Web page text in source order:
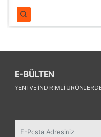
E-BÜLTEN
YENI VE INDIRIMLI